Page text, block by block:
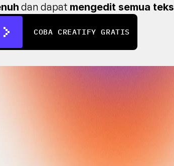
dan dapat mengedit semua teks
COBA CREATIFY GRATIS